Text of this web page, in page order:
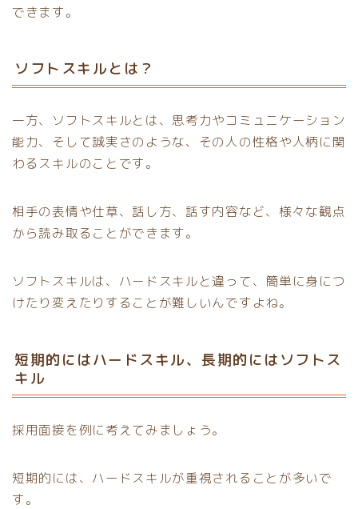
できます。
ソフトスキルとは？
一方、ソフトスキルとは、思考力やコミュニケーション
能力、そして誠実さのような、その人の性格や人柄に関
わるスキルのことです。
相手の表情や仕草、話し方、話す内容など、様々な観点
から読み取ることができます。
ソフトスキルは、ハードスキルと違って、簡単に身につ
けたり変えたりすることが難しいんですよね。
短期的にはハードスキル、長期的にはソフトス
キル
採用面接を例に考えてみましょう。
短期的には、ハードスキルが重視されることが多いで
す。